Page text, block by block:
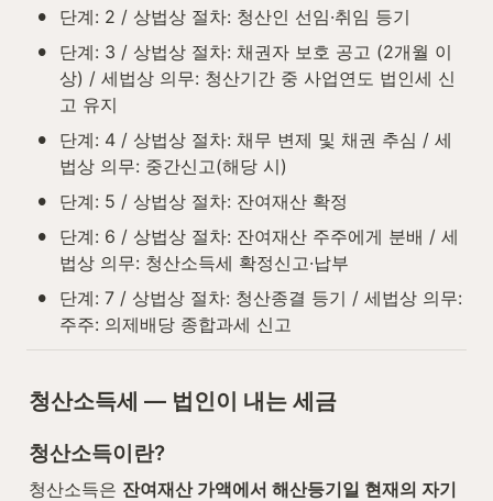
• 단계: 2 / 상법상 절차: 청산인 선임·취임 등기
•
단계: 3 / 상법상 절차: 채권자 보호 공고 (2개월 이
상) / 세법상 의무: 청산기간 중 사업연도 법인세 신
고 유지
•
단계: 4 / 상법상 절차: 채무 변제 및 채권 추심 / 세
법상 의무: 중간신고(해당 시)
• 단계: 5 / 상법상 절차: 잔여재산 확정
•
단계: 6 / 상법상 절차: 잔여재산 주주에게 분배 / 세
법상 의무: 청산소득세 확정신고·납부
•
단계: 7 / 상법상 절차: 청산종결 등기 / 세법상 의무:
주주: 의제배당 종합과세 신고
청산소득세 — 법인이 내는 세금
청산소득이란?
청산소득은 잔여재산 가액에서 해산등기일 현재의 자기